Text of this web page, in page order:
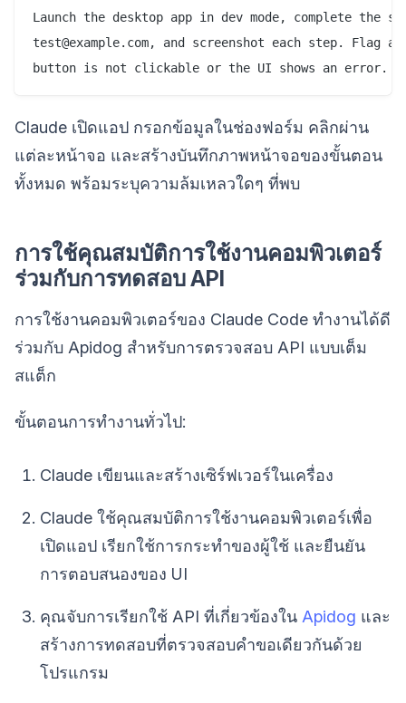
Launch the desktop app in dev mode, complete the
test@example.com, and screenshot each step. Flag
Claude เปิดแอป กรอกข้อมูลในช่องฟอร์ม คลิกผ่าน
แต่ละหน้าจอ และสร้างบันทึกภาพหน้าจอของขั้นตอน
ทั้งหมด พร้อมระบุความล้มเหลวใดๆ ที่พบ
การใช้คุณสมบัติการใช้งานคอมพิวเตอร์
ร่วมกับการทดสอบ API
การใช้งานคอมพิวเตอร์ของ Claude Code ทำงานได้ดี
ร่วมกับ Apidog สำหรับการตรวจสอบ API แบบเต็ม
สแต็ก
ขั้นตอนการทำงานทั่วไป:
Claude เขียนและสร้างเซิร์ฟเวอร์ในเครื่อง
Claude ใช้คุณสมบัติการใช้งานคอมพิวเตอร์เพื่อ
เปิดแอป เรียกใช้การกระทำของผู้ใช้ และยืนยัน
การตอบสนองของ UI
คุณจับการเรียกใช้ API ที่เกี่ยวข้องใน Apidog และ
สร้างการทดสอบที่ตรวจสอบคำขอเดียวกันด้วย
โปรแกรม